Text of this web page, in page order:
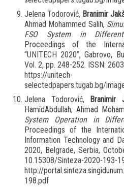
Jelena Todorović, Branimir
Ahmad Mohammed Salih,
FSO System in
Proceedings of the
“UNITECH 2020”, Gabrovo,
Vol. 2, pp. 248-252. ISSN:
https://unitech-
selectedpapers.tugab.bg/
Jelena Todorović,
Branimir
HamidAbdullah, Ahmad
System Operation in
Proceedings of the
Information Technology and
2020, Belgrade, Serbia,
10.15308/Sinteza-2020-193-
http://
198.pdf